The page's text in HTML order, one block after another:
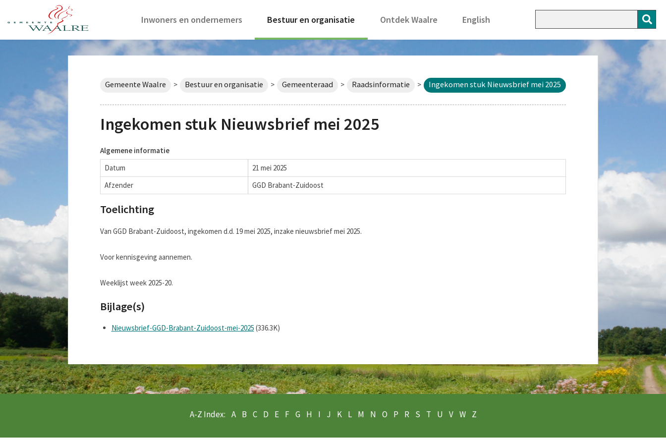
Inwoners en ondernemers Bestuur en organisatie Ontdek Waalre English
Gemeente Waalre > Bestuur en organisatie > Gemeenteraad > Raadsinformatie > Ingekomen stuk Nieuwsbrief mei 2025
Ingekomen stuk Nieuwsbrief mei 2025
Algemene informatie
Datum
21 mei 2025
Afzender
GGD Brabant-Zuidoost
Toelichting
Van GGD Brabant-Zuidoost, ingekomen d.d. 19 mei 2025, inzake nieuwsbrief mei 2025.
Voor kennisgeving aannemen.
Weeklijst week 2025-20.
Bijlage(s)
Nieuwsbrief-GGD-Brabant-Zuidoost-mei-2025 (336.3K)
A-Z Index: A B C D E F G H I J K L M N O P R S T U V W Z